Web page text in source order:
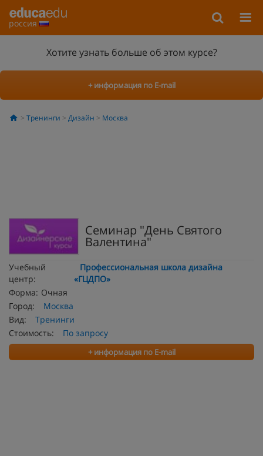
россия
Хотите узнать больше об этом курсе?
+ информация по E-mail
Тренинги Дизайн Москва
Семинар "День Святого
Валентина"
Учебный
центр:
Профессиональная школа дизайна
«ГЦДПО»
Форма: Очная
Город:
Москва
Вид:
Тренинги
Стоимость:
По запросу
+ информация по E-mail